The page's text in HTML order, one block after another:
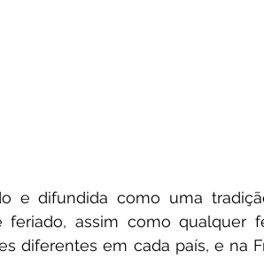
e difundida como uma
assim como qualquer
diferentes em cada país, e na